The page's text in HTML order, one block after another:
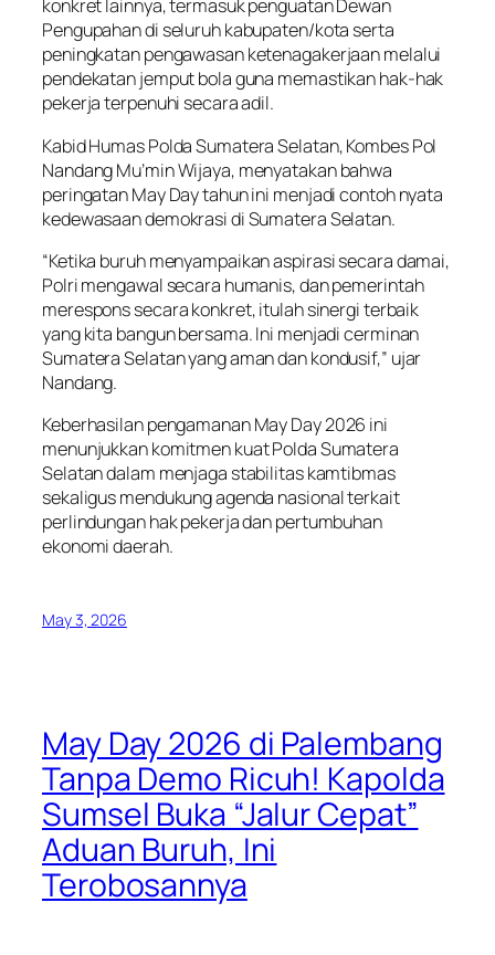
konkret lainnya, termasuk penguatan Dewan
Pengupahan di seluruh kabupaten/kota serta
peningkatan pengawasan ketenagakerjaan melalui
pendekatan jemput bola guna memastikan hak-hak
pekerja terpenuhi secara adil.
Kabid Humas Polda Sumatera Selatan, Kombes Pol
Nandang Mu’min Wijaya, menyatakan bahwa
peringatan May Day tahun ini menjadi contoh nyata
kedewasaan demokrasi di Sumatera Selatan.
“Ketika buruh menyampaikan aspirasi secara damai,
Polri mengawal secara humanis, dan pemerintah
merespons secara konkret, itulah sinergi terbaik
yang kita bangun bersama. Ini menjadi cerminan
Sumatera Selatan yang aman dan kondusif,” ujar
Nandang.
Keberhasilan pengamanan May Day 2026 ini
menunjukkan komitmen kuat Polda Sumatera
Selatan dalam menjaga stabilitas kamtibmas
sekaligus mendukung agenda nasional terkait
perlindungan hak pekerja dan pertumbuhan
ekonomi daerah.
May 3, 2026
May Day 2026 di Palembang
Tanpa Demo Ricuh! Kapolda
Sumsel Buka “Jalur Cepat”
Aduan Buruh, Ini
Terobosannya